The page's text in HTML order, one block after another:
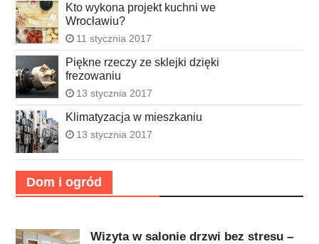
Kto wykona projekt kuchni we
Wrocławiu?
11 stycznia 2017
Piękne rzeczy ze sklejki dzięki
frezowaniu
13 stycznia 2017
Klimatyzacja w mieszkaniu
13 stycznia 2017
Dom i ogród
Wizyta w salonie drzwi bez stresu –